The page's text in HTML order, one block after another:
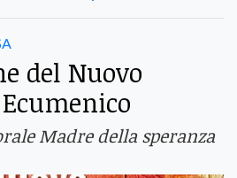
del Nuovo
Madre della speranza